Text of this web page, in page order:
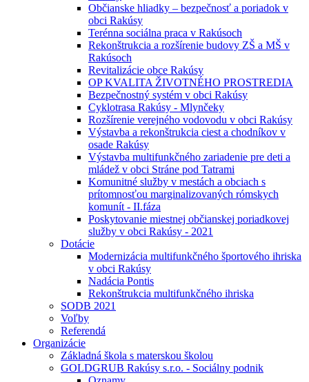
Občianske hliadky – bezpečnosť a poriadok v
obci Rakúsy
Terénna sociálna praca v Rakúsoch
Rekonštrukcia a rozšírenie budovy ZŠ a MŠ v
Rakúsoch
Revitalizácie obce Rakúsy
OP KVALITA ŽIVOTNÉHO PROSTREDIA
Bezpečnostný systém v obci Rakúsy
Cyklotrasa Rakúsy - Mlynčeky
Rozšírenie verejného vodovodu v obci Rakúsy
Výstavba a rekonštrukcia ciest a chodníkov v
osade Rakúsy
Výstavba multifunkčného zariadenie pre deti a
mládež v obci Stráne pod Tatrami
Komunitné služby v mestách a obciach s
prítomnosťou marginalizovaných rómskych
komunít - II.fáza
Poskytovanie miestnej občianskej poriadkovej
služby v obci Rakúsy - 2021
Dotácie
Modernizácia multifunkčného športového ihriska
v obci Rakúsy
Nadácia Pontis
Rekonštrukcia multifunkčného ihriska
SODB 2021
Voľby
Referendá
Organizácie
Základná škola s materskou školou
GOLDGRUB Rakúsy s.r.o. - Sociálny podnik